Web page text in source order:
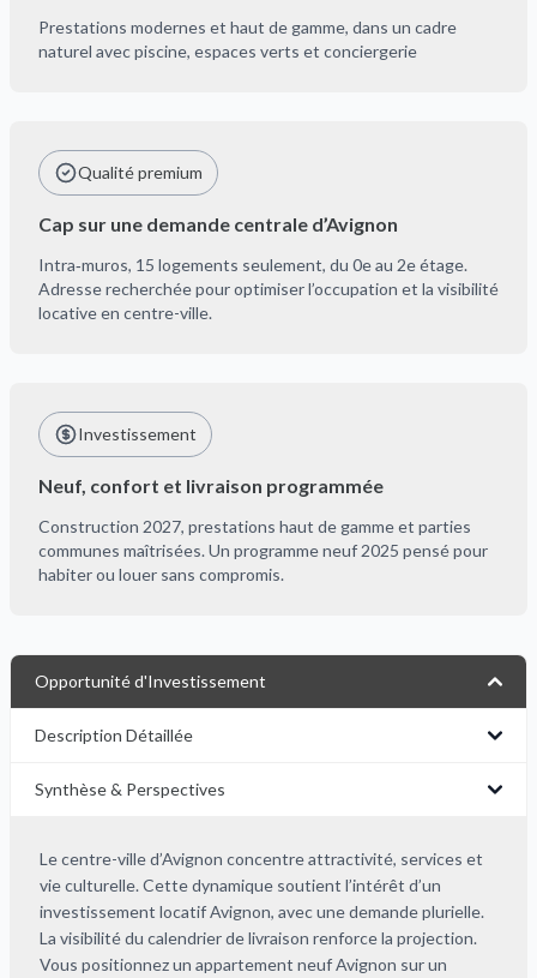
Prestations modernes et haut de gamme, dans un cadre
naturel avec piscine, espaces verts et conciergerie
Qualité premium
Cap sur une demande centrale d’Avignon
Intra‑muros, 15 logements seulement, du 0e au 2e étage.
Adresse recherchée pour optimiser l’occupation et la visibilité
locative en centre-ville.
Investissement
Neuf, confort et livraison programmée
Construction 2027, prestations haut de gamme et parties
communes maîtrisées. Un programme neuf 2025 pensé pour
habiter ou louer sans compromis.
Opportunité d'Investissement
Description Détaillée
Synthèse & Perspectives
Le centre-ville d’Avignon concentre attractivité, services et
vie culturelle. Cette dynamique soutient l’intérêt d’un
investissement locatif Avignon, avec une demande plurielle.
La visibilité du calendrier de livraison renforce la projection.
Vous positionnez un appartement neuf Avignon sur un